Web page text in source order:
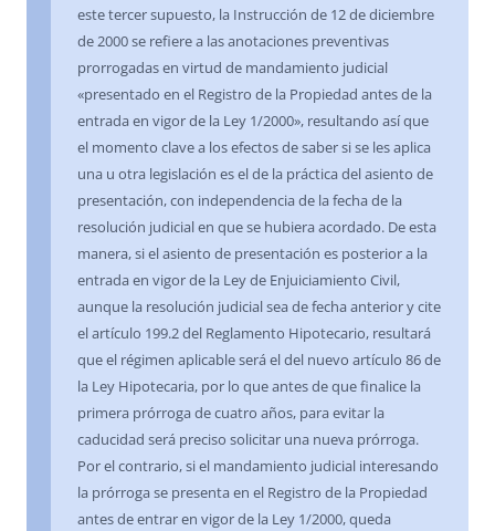
este tercer supuesto, la Instrucción de 12 de diciembre
de 2000 se refiere a las anotaciones preventivas
prorrogadas en virtud de mandamiento judicial
«presentado en el Registro de la Propiedad antes de la
entrada en vigor de la Ley 1/2000», resultando así que
el momento clave a los efectos de saber si se les aplica
una u otra legislación es el de la práctica del asiento de
presentación, con independencia de la fecha de la
resolución judicial en que se hubiera acordado. De esta
manera, si el asiento de presentación es posterior a la
entrada en vigor de la Ley de Enjuiciamiento Civil,
aunque la resolución judicial sea de fecha anterior y cite
el artículo 199.2 del Reglamento Hipotecario, resultará
que el régimen aplicable será el del nuevo artículo 86 de
la Ley Hipotecaria, por lo que antes de que finalice la
primera prórroga de cuatro años, para evitar la
caducidad será preciso solicitar una nueva prórroga.
Por el contrario, si el mandamiento judicial interesando
la prórroga se presenta en el Registro de la Propiedad
antes de entrar en vigor de la Ley 1/2000, queda